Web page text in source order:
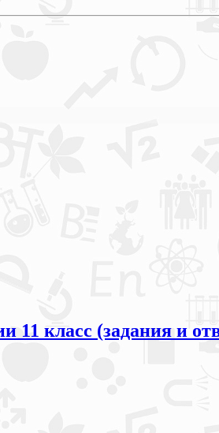
класс (задания и